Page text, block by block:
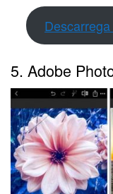
5. Adobe